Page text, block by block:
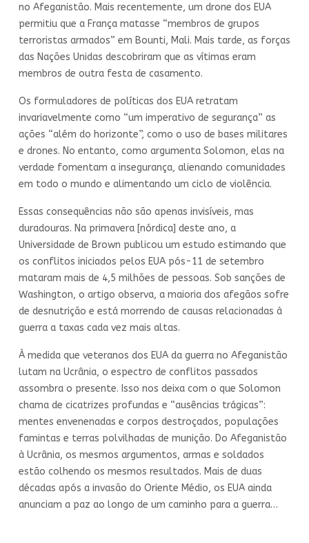
no Afeganistão. Mais recentemente, um drone dos EUA
permitiu que a França matasse “membros de grupos
terroristas armados” em Bounti, Mali. Mais tarde, as forças
das Nações Unidas descobriram que as vítimas eram
membros de outra festa de casamento.
Os formuladores de políticas dos EUA retratam
invariavelmente como “um imperativo de segurança” as
ações “além do horizonte”, como o uso de bases militares
e drones. No entanto, como argumenta Solomon, elas na
verdade fomentam a insegurança, alienando comunidades
em todo o mundo e alimentando um ciclo de violência.
Essas consequências não são apenas invisíveis, mas
duradouras. Na primavera [nórdica] deste ano, a
Universidade de Brown publicou um estudo estimando que
os conflitos iniciados pelos EUA pós-11 de setembro
mataram mais de 4,5 milhões de pessoas. Sob sanções de
Washington, o artigo observa, a maioria dos afegãos sofre
de desnutrição e está morrendo de causas relacionadas à
guerra a taxas cada vez mais altas.
À medida que veteranos dos EUA da guerra no Afeganistão
lutam na Ucrânia, o espectro de conflitos passados
assombra o presente. Isso nos deixa com o que Solomon
chama de cicatrizes profundas e “ausências trágicas”:
mentes envenenadas e corpos destroçados, populações
famintas e terras polvilhadas de munição. Do Afeganistão
à Ucrânia, os mesmos argumentos, armas e soldados
estão colhendo os mesmos resultados. Mais de duas
décadas após a invasão do Oriente Médio, os EUA ainda
anunciam a paz ao longo de um caminho para a guerra…